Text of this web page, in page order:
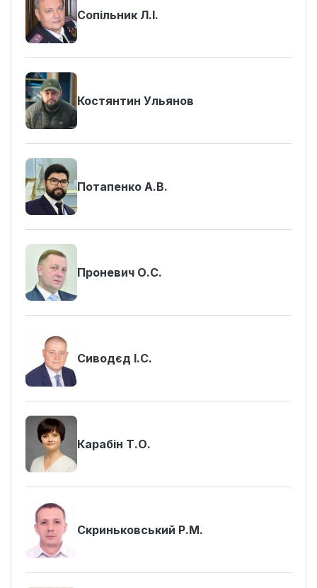
Сопільник Л.І.
Костянтин Ульянов
Потапенко А.В.
Проневич О.С.
Сиводєд І.С.
Карабін Т.О.
Скриньковський Р.М.